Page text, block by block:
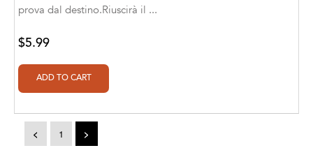
A.J. Mitar [Author], Aderito Francisco Huo
[Translator]
A.R. Vaishnadevi
Aaron Derr
Aaron Hoffmire
Aaron, Julie Bujnowski
prova dal destino.Riuscirà il ...
$5.99
< 1 >